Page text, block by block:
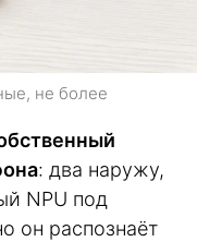
не более
: два наружу,
NPU под
он распознаёт